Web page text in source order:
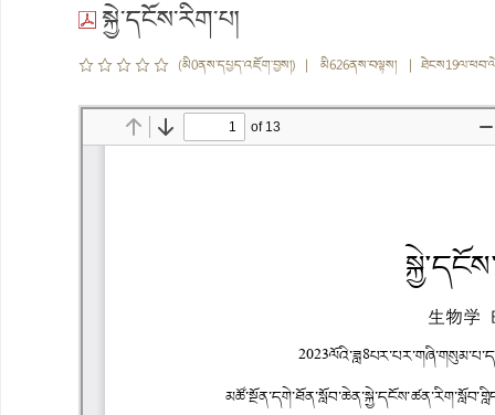
སྐྱེ་དངོས་རིག་པ།
(མི0ནས་དཔྱད་འཇོག་བྱས།) | མི626ནས་བལྟས། |